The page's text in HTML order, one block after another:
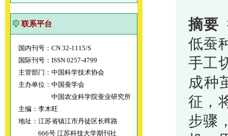
联系平台
国内刊号：CN 32-1115/S
国际刊号：ISSN 0257-4799
主管部门：中国科学技术协会
主办单位：中国蚕学会
中国农业科学院蚕业研究所
主编：李木旺
地址：江苏省镇江市丹徒区长晖路
666号 江苏科技大学期刊社
摘要
低蚕
手工
成种
征，
步骤